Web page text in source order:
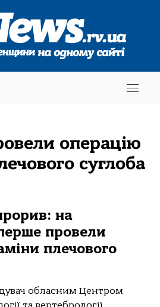
операцію
суглоба
на
провели
плечового
обласним Центром